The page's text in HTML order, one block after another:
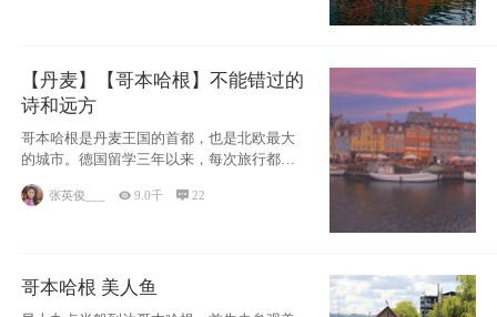
【丹麦】【哥本哈根】不能错过的
诗和远方
哥本哈根是丹麦王国的首都，也是北欧最大
的城市。德国留学三年以来，每次旅行都是
张英俊___ 9.0千 22
哥本哈根 美人鱼